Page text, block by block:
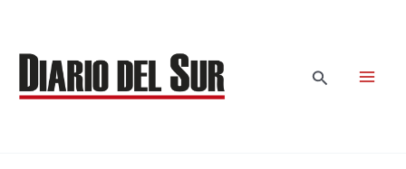
contenido
Buscar